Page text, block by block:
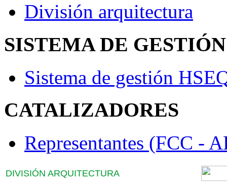
División arquitectura
SISTEMA DE
Sistema de gestión
CATALIZADORES
Representantes (FCC -
DIVISIÓN ARQUITECTURA